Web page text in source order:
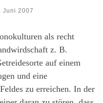
Juni 2007
als recht
z. B.
auf einem
und eine
zu erreichen. In der